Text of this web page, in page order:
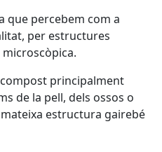
que percebem com a
per estructures
principalment
de la pell, dels ossos o
estructura gairebé